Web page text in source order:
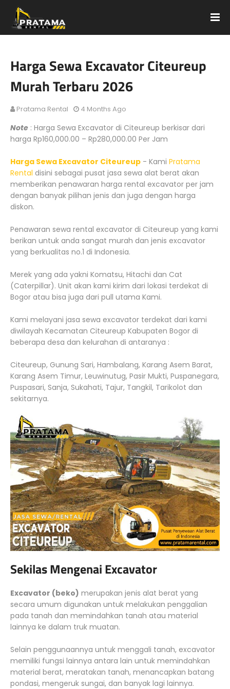
Harga Sewa Excavator Citeureup
Murah Terbaru 2026
Pratama Rental 4 Months Ago
Note : Harga Sewa Excavator di Citeureup berkisar dari
harga Rp160,000.00 – Rp280,000.00 Per Jam
Harga Sewa Excavator Citeureup - Kami Pratama
Rental disini sebagai pusat jasa sewa alat berat akan
memberikan penawaran harga rental excavator per jam
dengan banyak pilihan jenis dan juga dengan harga
diskon.
Penawaran sewa rental excavator di Citeureup yang kami
berikan untuk anda sangat murah dan jenis excavator
yang berkualitas no.1 di Indonesia.
Merek yang ada yakni Komatsu, Hitachi dan Cat
(Caterpillar). Unit akan kami kirim dari lokasi terdekat di
Bogor atau bisa juga dari pull utama Kami.
Kami melayani jasa sewa excavator terdekat dari kami
diwilayah Kecamatan Citeureup Kabupaten Bogor di
beberapa desa dan kelurahan di antaranya :
Citeureup, Gunung Sari, Hambalang, Karang Asem Barat,
Karang Asem Timur, Leuwinutug, Pasir Mukti, Puspanegara,
Puspasari, Sanja, Sukahati, Tajur, Tangkil, Tarikolot dan
sekitarnya.
Sekilas Mengenai Excavator
Excavator (beko) merupakan jenis alat berat yang
secara umum digunakan untuk melakukan penggalian
pada tanah dan memindahkan tanah atau material
lainnya ke dalam truk muatan.
Selain penggunaannya untuk menggali tanah, excavator
memiliki fungsi lainnya antara lain untuk memindahkan
material berat, meratakan tanah, menancapkan batang
pondasi, mengeruk sungai, dan banyak lagi lainnya.